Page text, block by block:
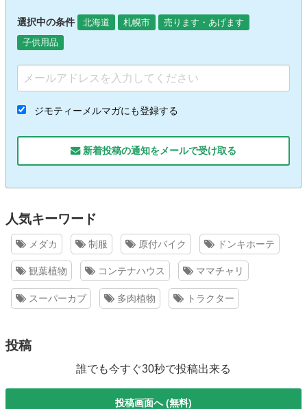
選択中の条件 北海道 札幌市
売ります・あげます
子供用品
ジモティーメルマガにも登録する
新着投稿の通知をメールで受け取る
人気キーワード
メダカ 制服 原付バイク ドンキホーテ
観葉植物 コンテナハウス ママチャリ
スーパーカブ 多肉植物 トラクター
投稿
誰でも今すぐ30秒で投稿出来る
投稿画面へ (無料)